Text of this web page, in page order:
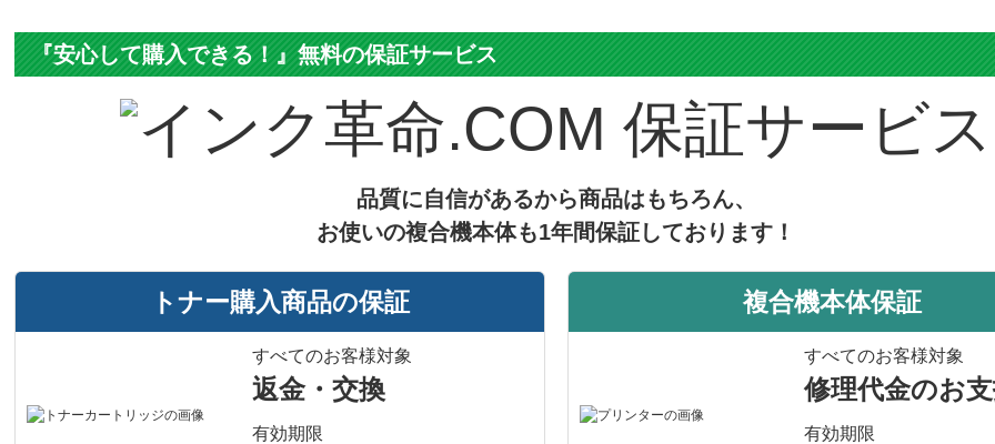
『安心して購入できる！』無料の保証サービス
保証サービス
品質に自信があるから商品はもちろん、
お使いの複合機本体も1年間保証しております！
トナー購入商品の保証
すべてのお客様対象
返金・交換
有効期限
複合機本体保証
すべてのお客様対象
修理代金のお
有効期限